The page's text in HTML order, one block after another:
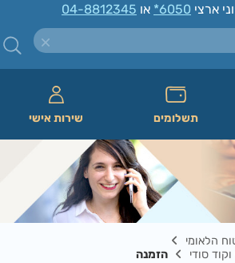
ארצי*6050או04-8812345
תשלומים שירות אישי
הלאומי
סודי
הזמנה